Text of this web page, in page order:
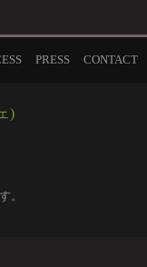
PRESS CONTACT
)
。